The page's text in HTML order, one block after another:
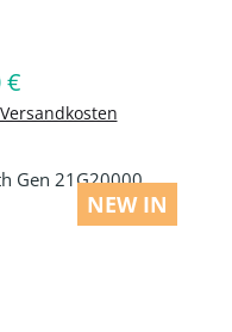
€
NEW IN